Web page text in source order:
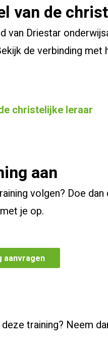
van de
van Driestar
de verbinding
christelijke leraar
aan
volgen? Doe
je op.
aanvragen
training? Neem